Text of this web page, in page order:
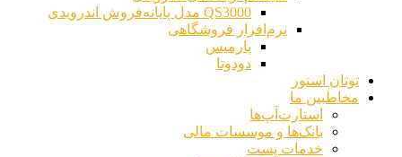
QS3000 مدل پایانه‌فروش اندرویدی
نرم‌افزار فروشگاهی
پارمیس
دودوتا
توتان استور
مخاطبین ما
استارت‌آپ‌ها
بانک‌ها و موسسات مالی
خدمات پست